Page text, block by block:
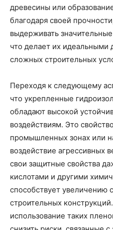
древесины или
благодаря своей
выдерживать
что делает их идеальными
сложных строительных
Переходя к следующему
что укрепленные
обладают высокой
воздействиям. Это
промышленных зонах или
воздействие агрессивных
свои защитные свойства
кислотами и другими
способствует увеличению
строительных
использование таких